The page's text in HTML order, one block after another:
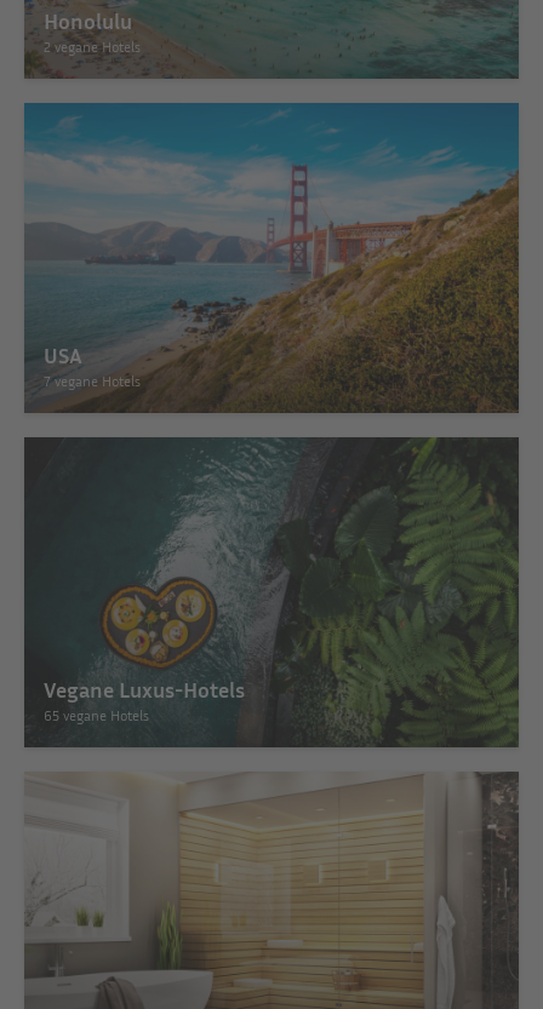
Honolulu
2 vegane Hotels
USA
7 vegane Hotels
Vegane Luxus-Hotels
65 vegane Hotels